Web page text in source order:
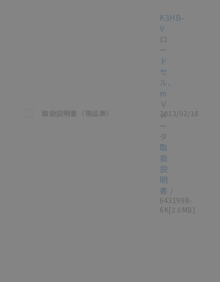
この資料を選択
取扱説明書（現品票）
K3HB-
V
ロ
ー
ド
セ
ル、
m
Ｖ
メ
ー
タ
取
扱
説
明
書 /
6431998-
6K[2.6MB]
2013/02/18